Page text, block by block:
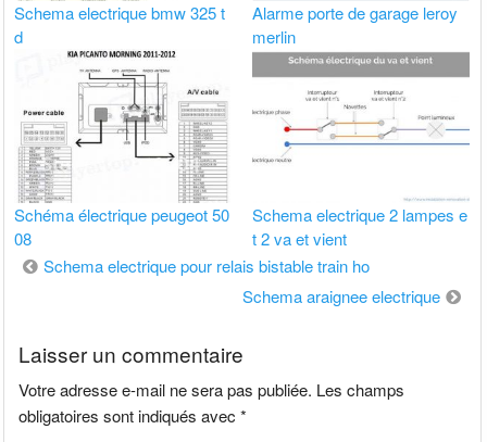
Schema electrique bmw 325 t
d
Alarme porte de garage leroy
merlin
Schéma électrique peugeot 50
08
Schema electrique 2 lampes e
t 2 va et vient
Navigation
Schema electrique pour relais bistable train ho
Schema araignee electrique
Laisser un commentaire
Votre adresse e-mail ne sera pas publiée. Les champs
obligatoires sont indiqués avec*